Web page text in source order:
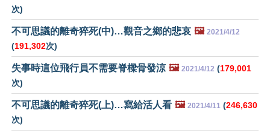
次)
不可思議的離奇猝死(中)…觀音之鄉的悲哀 🖼️ 2021/4/12
(191,302次)
失事時這位飛行員不需要脊樑骨發涼 🖼️ 2021/4/12 (179,001
次)
不可思議的離奇猝死(上)…寫給活人看 🖼️ 2021/4/11 (246,630
次)